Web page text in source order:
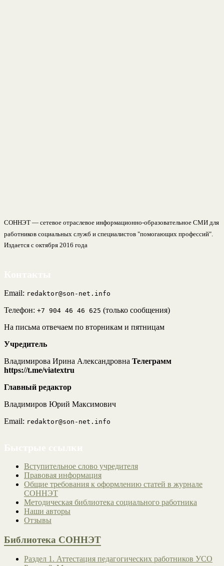
СОННЭТ — сетевое отраслевое информационно-образовательное СМИ для
работников социальных служб и специалистов "помогающих профессий".
Издается с октября 2016 года
Email: redaktor@son-net.info
Телефон: +7 904 46 46 625 (только сообщения)
На письма отвечаем по вторникам и пятницам
Учредитель
Владимирова Ирина Александровна Телеграмм
https://t.me/viatextru
Главный редактор
Владимиров Юрий Максимович
Email: redaktor@son-net.info
Вступительное слово учредителя
Правовая информация
Общие требования к оформлению статей в журнале
СОННЭТ
Методическая библиотека социального работника
Наши авторы
Отзывы
Библиотека СОННЭТ
Раздел 1. Аттестация педагогических работников УСО